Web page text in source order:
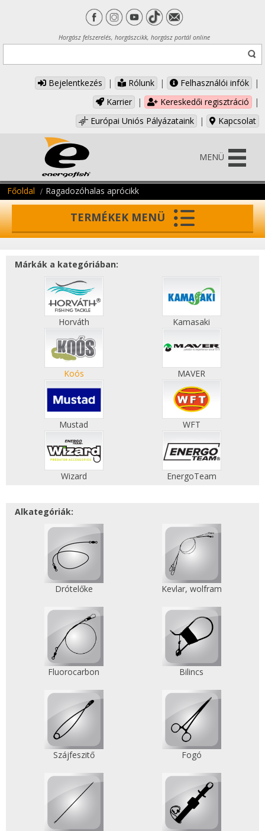
Horgász felszerelés, horgászcikk, horgász portál online
Bejelentkezés | Rólunk | Felhasználói infók
|
Karrier
| Kereskedői regisztráció
|
Európai Uniós Pályázataink
| Kapcsolat
MENÜ
Főoldal Ragadozóhalas aprócikk
TERMÉKEK MENÜ
Márkák a kategóriában:
Horváth Kamasaki
Koós MAVER
Mustad WFT
Wizard EnergoTeam
Alkategóriák:
Drótelőke Kevlar, wolfram
Fluorocarbon Bilincs
Szájfeszitő Fogó